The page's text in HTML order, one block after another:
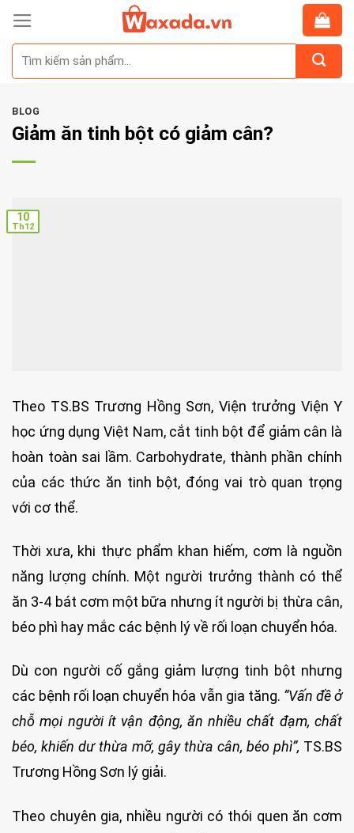
Skip
content
BLOG
Giảm ăn tinh bột có giảm cân?
10
Th12
Theo TS.BS Trương Hồng Sơn, Viện trưởng Viện Y
học ứng dụng Việt Nam, cắt tinh bột để giảm cân là
hoàn toàn sai lầm. Carbohydrate, thành phần chính
của các thức ăn tinh bột, đóng vai trò quan trọng
với cơ thể.
Thời xưa, khi thực phẩm khan hiếm, cơm là nguồn
năng lượng chính. Một người trưởng thành có thể
ăn 3-4 bát cơm một bữa nhưng ít người bị thừa cân,
béo phì hay mắc các bệnh lý về rối loạn chuyển hóa.
Dù con người cố gắng giảm lượng tinh bột nhưng
các bệnh rối loạn chuyển hóa vẫn gia tăng. “Vấn đề ở
chỗ mọi người ít vận động, ăn nhiều chất đạm, chất
béo, khiến dư thừa mỡ, gây thừa cân, béo phì”, TS.BS
Trương Hồng Sơn lý giải.
Theo chuyên gia, nhiều người có thói quen ăn cơm